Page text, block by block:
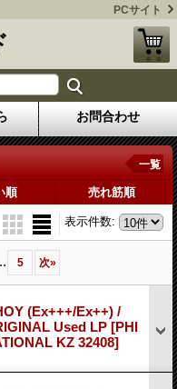
PCサイト
お問合わせ
一覧
順 売れ筋順
表示件数:
5 次»
(Ex+++/Ex++) /
Used LP [PHI
KZ 32408]